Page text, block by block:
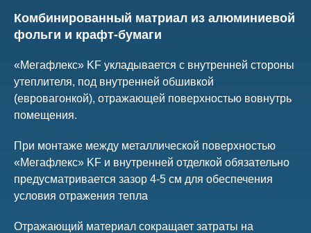
Комбинированный матриал из алюминиевой
фольги и крафт-бумаги
«Мегафлекс» KF укладывается с внутренней стороны
утеплителя, под внутренней обшивкой
(евровагонкой), отражающей поверхностью вовнутрь
помещения.
При монтаже между металлической поверхностью
«Мегафлекс» KF и внутренней отделкой обязательно
предусматривается зазор 4-5 см для обеспечения
условия отражения тепла
Отражающий материал сокращает затраты на